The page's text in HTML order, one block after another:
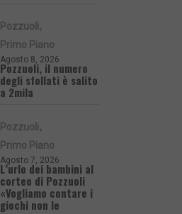
Pozzuoli
Primo Piano
Agosto 8, 2026
Pozzuoli, il numero
degli sfollati è salito
a 2mila
Pozzuoli
Primo Piano
Agosto 7, 2026
L’urlo dei bambini al
corteo di Pozzuoli
«Vogliamo contare i
giochi non le